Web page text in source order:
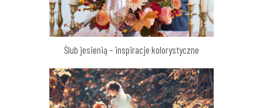
Ślub jesienią – inspiracje kolorystyczne